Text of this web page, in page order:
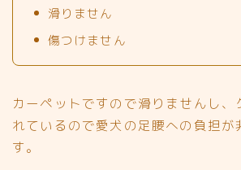
滑りません
傷つけません
カーペットですので滑りませんし、
れているので愛犬の足腰への負担が
す。